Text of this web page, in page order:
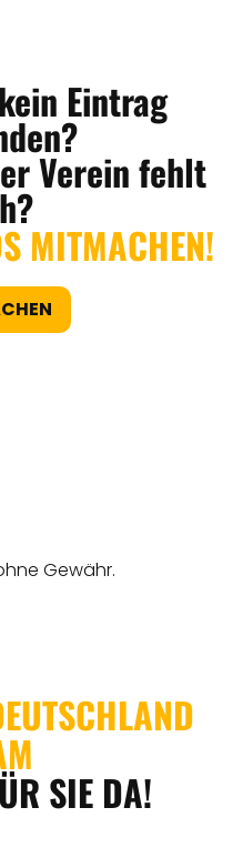
Eintrag
Verein fehlt
MITMACHEN!